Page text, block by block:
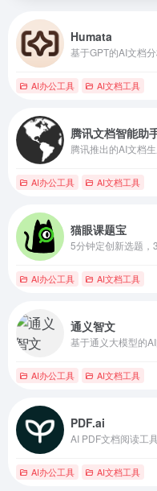
Humata
基于GPT的AI文档
AI办公工具 AI文档工具
腾讯文档智能助
腾讯推出的AI文档
AI办公工具 AI文档工具
猫眼课题宝
5分钟定创新选题，
AI办公工具 AI文档工具
通义智文
AI办公工具 AI文档工具
PDF.ai
AI PDF文档阅读工
AI办公工具 AI文档工具